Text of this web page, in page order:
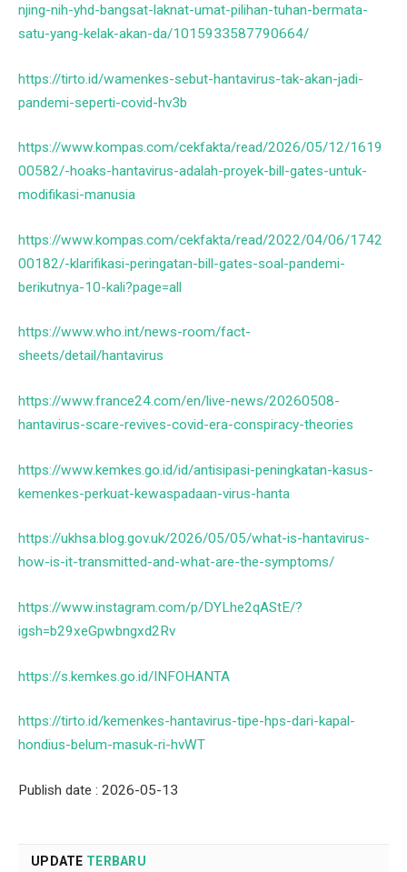
njing-nih-yhd-bangsat-laknat-umat-pilihan-tuhan-bermata-
satu-yang-kelak-akan-da/1015933587790664/
https://tirto.id/wamenkes-sebut-hantavirus-tak-akan-jadi-
pandemi-seperti-covid-hv3b
https://www.kompas.com/cekfakta/read/2026/05/12/1619
00582/-hoaks-hantavirus-adalah-proyek-bill-gates-untuk-
modifikasi-manusia
https://www.kompas.com/cekfakta/read/2022/04/06/1742
00182/-klarifikasi-peringatan-bill-gates-soal-pandemi-
berikutnya-10-kali?page=all
https://www.who.int/news-room/fact-
sheets/detail/hantavirus
https://www.france24.com/en/live-news/20260508-
hantavirus-scare-revives-covid-era-conspiracy-theories
https://www.kemkes.go.id/id/antisipasi-peningkatan-kasus-
kemenkes-perkuat-kewaspadaan-virus-hanta
https://ukhsa.blog.gov.uk/2026/05/05/what-is-hantavirus-
how-is-it-transmitted-and-what-are-the-symptoms/
https://www.instagram.com/p/DYLhe2qAStE/?
igsh=b29xeGpwbngxd2Rv
https://s.kemkes.go.id/INFOHANTA
https://tirto.id/kemenkes-hantavirus-tipe-hps-dari-kapal-
hondius-belum-masuk-ri-hvWT
Publish date : 2026-05-13
UPDATE TERBARU